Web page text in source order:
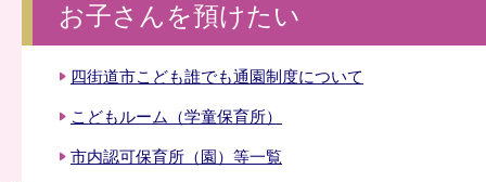
お子さんを預けたい
四街道市こども誰でも通園制度について
こどもルーム（学童保育所）
市内認可保育所（園）等一覧